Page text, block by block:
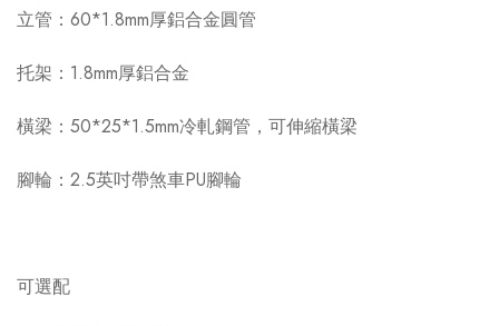
立管：60*1.8mm厚鋁合金圓管
托架：1.8mm厚鋁合金
橫梁：50*25*1.5mm冷軋鋼管，可伸縮橫梁
腳輪：2.5英吋帶煞車PU腳輪
可選配